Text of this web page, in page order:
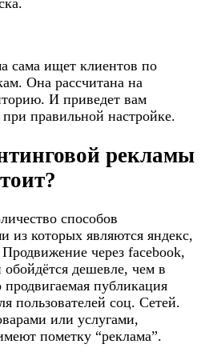
сама ищет клиентов по
Она рассчитана на
И приведет вам
правильной настройке.
рекламы
способов
из которых являются яндекс,
через facebook,
обойдётся дешевле, чем в
публикация
пользователей соц. Сетей.
или услугами,
пометку “реклама”.